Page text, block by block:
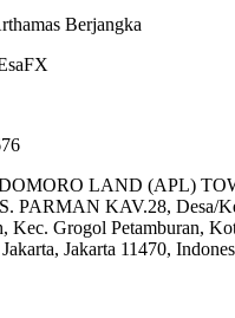
Berjangka
LAND (APL)
PARMAN KAV.28, Desa/
Kec. Grogol Petamburan,
Jakarta 11470,